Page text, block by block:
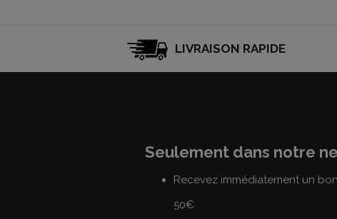
LIVRAISON RAPIDE
Seulement dans notre
Recevez immédiatement un
50€